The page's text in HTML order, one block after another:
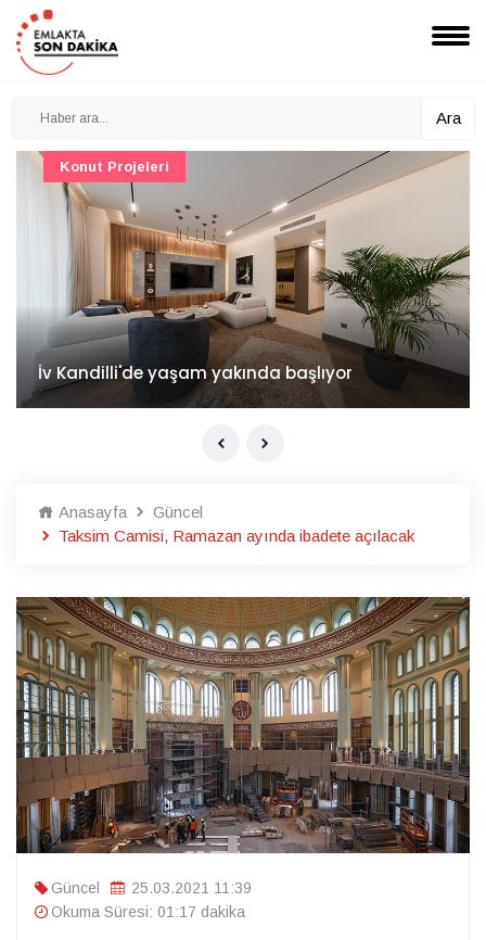
Ara
İv Kandilli'de yaşam yakında başlıyor
Konut Projeleri
Anasayfa
Güncel
Taksim Camisi, Ramazan ayında ibadete açılacak
Güncel
25.03.2021 11:39
Okuma Süresi: 01:17 dakika